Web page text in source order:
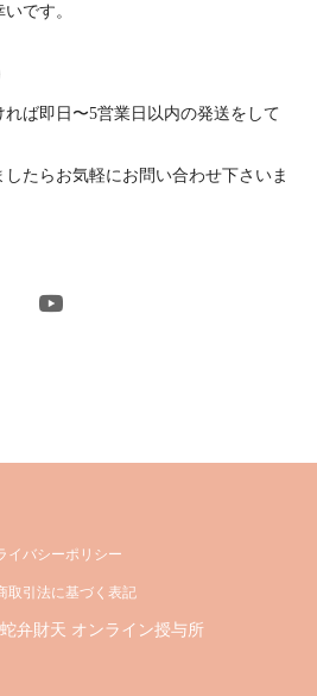
です。
ば即日〜5営業日以内の発送をして
たらお気軽にお問い合わせ下さいま
イバシーポリシー
取引法に基づく表記
弁財天 オンライン授与所